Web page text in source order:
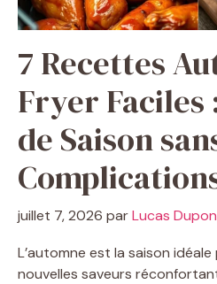
7 Recettes
Fryer Faciles
de Saison
juillet 7, 2026 parLucas
L’automne est la saison
nouvelles saveurs